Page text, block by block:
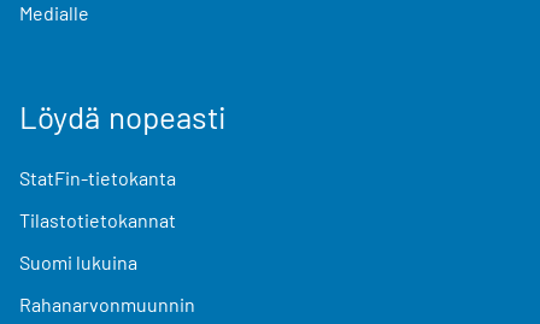
Medialle
Löydä nopeasti
StatFin-tietokanta
Tilastotietokannat
Suomi lukuina
Rahanarvonmuunnin